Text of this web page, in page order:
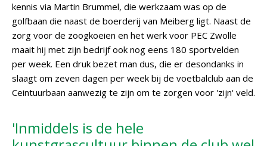
kennis via Martin Brummel, die werkzaam was op de
golfbaan die naast de boerderij van Meiberg ligt. Naast de
zorg voor de zoogkoeien en het werk voor PEC Zwolle
maait hij met zijn bedrijf ook nog eens 180 sportvelden
per week. Een druk bezet man dus, die er desondanks in
slaagt om zeven dagen per week bij de voetbalclub aan de
Ceintuurbaan aanwezig te zijn om te zorgen voor 'zijn' veld.
'Inmiddels is de hele